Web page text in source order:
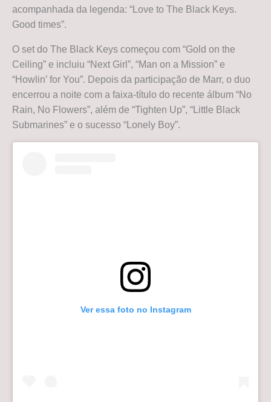
acompanhada da legenda: “Love to The Black Keys.
Good times”.
O set do The Black Keys começou com “Gold on the
Ceiling” e incluiu “Next Girl”, “Man on a Mission” e
“Howlin’ for You”. Depois da participação de Marr, o duo
encerrou a noite com a faixa-título do recente álbum “No
Rain, No Flowers”, além de “Tighten Up”, “Little Black
Submarines” e o sucesso “Lonely Boy”.
Ver essa foto no Instagram